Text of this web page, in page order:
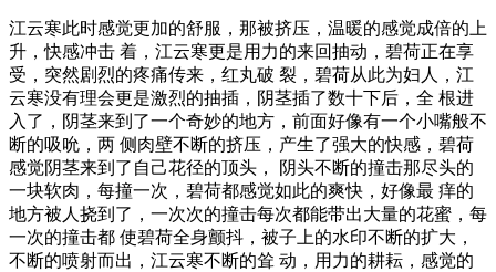
江云寒此时感觉更加的舒服，那被挤压，温暖的感觉成倍的上
升，快感冲击 着，江云寒更是用力的来回抽动，碧荷正在享
受，突然剧烈的疼痛传来，红丸破 裂，碧荷从此为妇人，江
云寒没有理会更是激烈的抽插，阴茎插了数十下后，全 根进
入了，阴茎来到了一个奇妙的地方，前面好像有一个小嘴般不
断的吸吮，两 侧肉壁不断的挤压，产生了强大的快感，碧荷
感觉阴茎来到了自己花径的顶头， 阴头不断的撞击那尽头的
一块软肉，每撞一次，碧荷都感觉如此的爽快，好像最 痒的
地方被人挠到了，一次次的撞击每次都能带出大量的花蜜，每
一次的撞击都 使碧荷全身颤抖，被子上的水印不断的扩大，
不断的喷射而出，江云寒不断的耸 动，用力的耕耘，感觉的